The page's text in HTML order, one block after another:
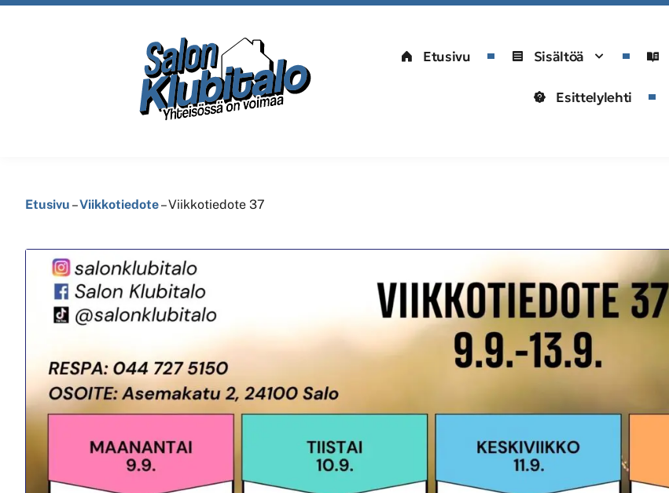
Etusivu Sisältöä
Esittelylehti
Etusivu –Viikkotiedote–Viikkotiedote 37